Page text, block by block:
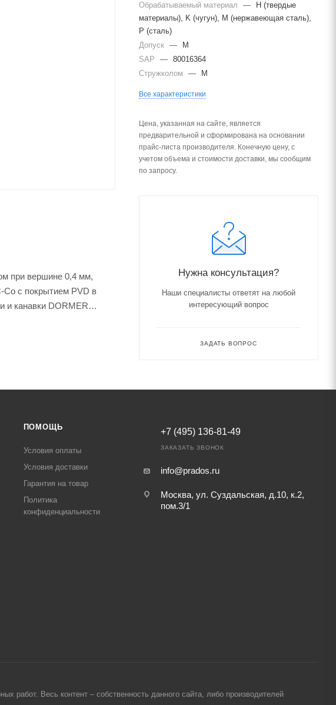
при вершине 0,4 мм,
Co с покрытием PVD в
и канавки DORMER
Обрабатываемый материал
—
H (твердые
материалы), K (чугун), M (нержавеющая сталь),
P (сталь)
Допуск —
M
SAP
— 80016364
Стружколом
— M
Все характеристики
Цена, указанная на сайте, является
предварительной и сформирована на основании
прайс-листа производителя. Конечную цену, с
учетом объема и стоимости доставки, мы сообщим
по запросу.
Нужна консультация?
Наши специалисты ответят на любой
интересующий вопрос
ЗАДАТЬ ВОПРОС
ПОМОЩЬ
Условия оплаты
Условия доставки
Гарантия на товар
Политика
конфиденциальности
+7 (495) 136-81-49
ЗАКАЗАТЬ ЗВОНОК
info@prados.ru
Москва, ул. Суздальская, д.10, к.2,
пом.3/1
работ. Весь контент – собственность данного сайта, либо производителей